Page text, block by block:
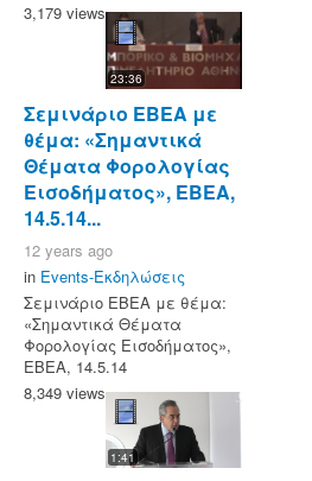
3,179 views
23:36
Σεμινάριο ΕΒΕΑ με
θέμα: «Σημαντικά
Θέματα Φορολογίας
Εισοδήματος», ΕΒΕΑ,
14.5.14...
12 years ago
in Events-Εκδηλώσεις
Σεμινάριο ΕΒΕΑ με θέμα:
«Σημαντικά Θέματα
Φορολογίας Εισοδήματος»,
ΕΒΕΑ, 14.5.14
8,349 views
1:41